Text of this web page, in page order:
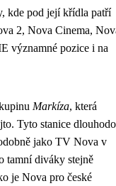
kde pod její křídla patří
2, Nova Cinema,
významné pozice i na
Markíza, která
Tyto stanice
jako TV Nova v
tamní diváky stejně
je Nova pro české